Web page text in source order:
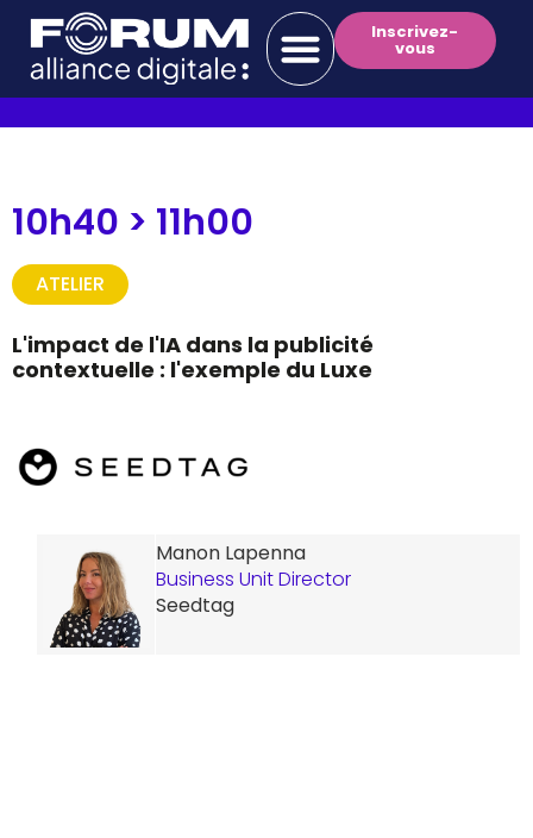
Inscrivez-
vous
10h40 > 11h00
ATELIER
L'impact de l'IA dans la publicité
contextuelle : l'exemple du Luxe
Manon Lapenna
Business Unit Director
Seedtag